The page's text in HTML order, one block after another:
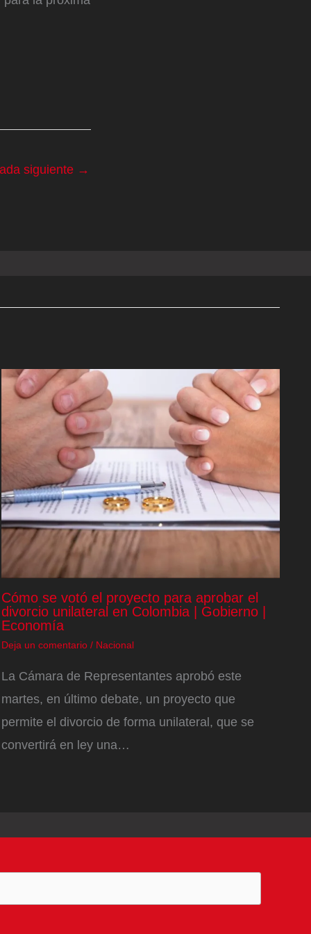
siguiente →
Cómo se votó el proyecto para aprobar el
divorcio unilateral en Colombia | Gobierno |
Economía
Deja un comentario / Nacional
La Cámara de Representantes aprobó este
martes, en último debate, un proyecto que
permite el divorcio de forma unilateral, que se
convertirá en ley una…